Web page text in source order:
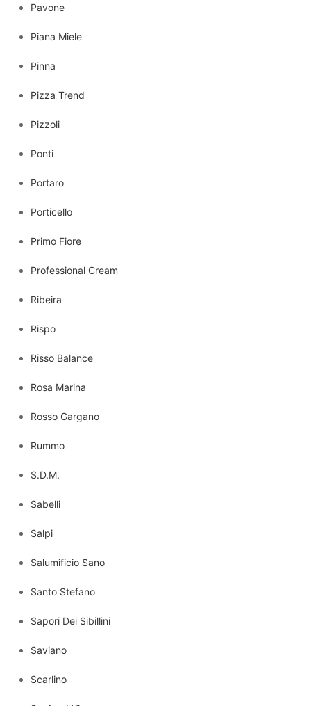
Pavone
Piana Miele
Pinna
Pizza Trend
Pizzoli
Ponti
Portaro
Porticello
Primo Fiore
Professional Cream
Ribeira
Rispo
Risso Balance
Rosa Marina
Rosso Gargano
Rummo
S.D.M.
Sabelli
Salpi
Salumificio Sano
Santo Stefano
Sapori Dei Sibillini
Saviano
Scarlino